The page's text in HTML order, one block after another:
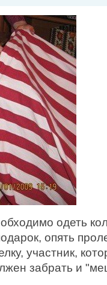
одеть
опять
участник,
забрать и